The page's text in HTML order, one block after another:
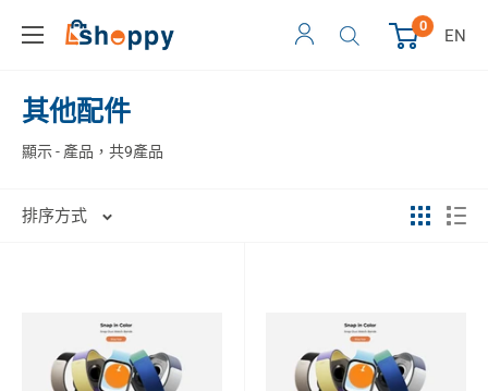
0
EN
其他配件
顯示 - 產品，共9產品
排序方式